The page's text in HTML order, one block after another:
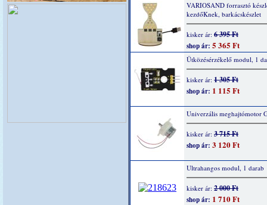
VARIOSAND forrasztó
kezdőKnek, barkácskészlet
kisker ár: 6 395 Ft
shop ár: 5 365 Ft
Ütközésérzékelő modul, 1
kisker ár: 1 305 Ft
shop ár: 1 115 Ft
Univerzális meghajtómotor
kisker ár: 3 715 Ft
shop ár: 3 120 Ft
Ultrahangos modul, 1 darab
kisker ár: 2 000 Ft
shop ár: 1 710 Ft